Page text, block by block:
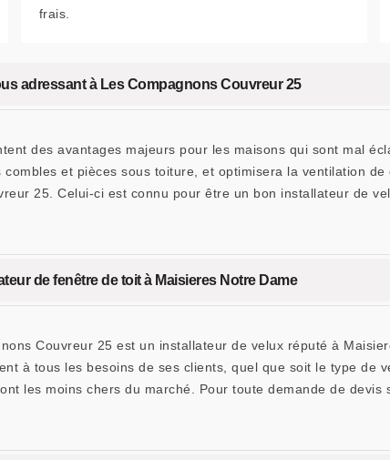
frais.
adressant à Les Compagnons Couvreur 25
des avantages majeurs pour les maisons qui sont mal
et pièces sous toiture, et optimisera la ventilation
25. Celui-ci est connu pour être un bon installateur de
de fenêtre de toit à Maisieres Notre Dame
Couvreur 25 est un installateur de velux réputé à
à tous les besoins de ses clients, quel que soit le type de
les moins chers du marché. Pour toute demande de devis